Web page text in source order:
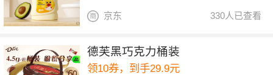
330人已查看
京东
德芙黑巧克力桶装
领10券，到手29.9元